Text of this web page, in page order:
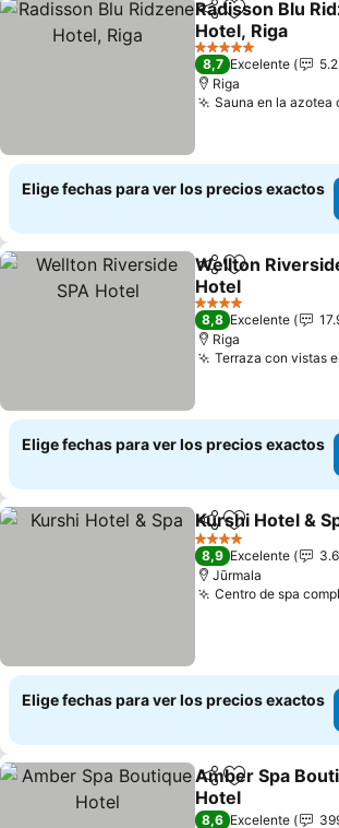
CompartirAgregar a
Radisson Blu
Hotel, Riga
Ver precios
5 Estrellas
8,7 Excelente
Riga
Sauna en la azotea
Elige fechas para ver los precios exactos
CompartirAgregar a
Wellton
Hotel
Ver precios
4 Estrellas
8,8 Excelente
Riga
Terraza con vistas
Elige fechas para ver los precios exactos
CompartirAgregar a
Kurshi Hotel &
4 Estrellas
8,9 Excelente
Jūrmala
Centro de spa
Elige fechas para ver los precios exactos
CompartirAgregar a
Amber Spa
Hotel
Ver precios
8,6 Excelente